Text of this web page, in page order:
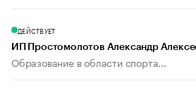
ДЕЙСТВУЕТ
ИП Простомолотов Александр
Образование в области спорта...